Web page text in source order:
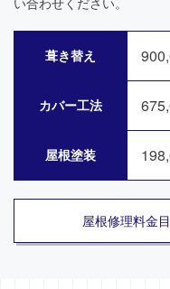
葺き替え
カバー工法
屋根塗装
屋根修理料金